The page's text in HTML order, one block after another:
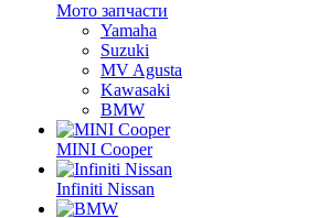
Мото запчасти
Yamaha
Suzuki
MV Agusta
Kawasaki
BMW
MINI Cooper
Infiniti Nissan